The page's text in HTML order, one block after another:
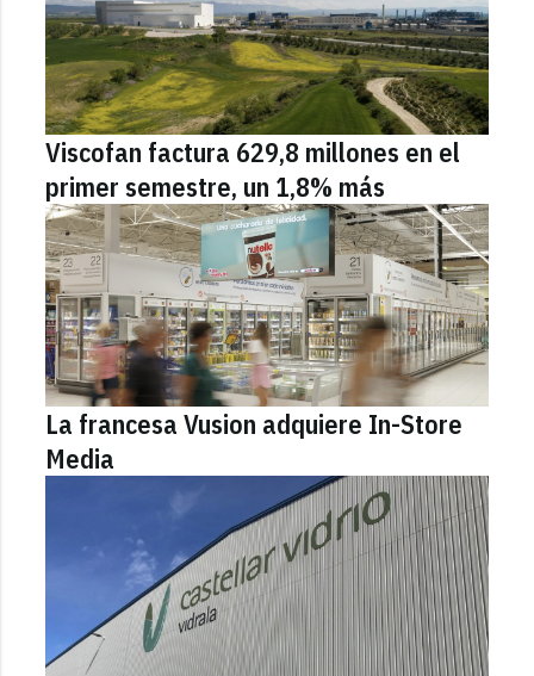
Viscofan factura 629,8 millones en el
primer semestre, un 1,8% más
La francesa Vusion adquiere In-Store
Media